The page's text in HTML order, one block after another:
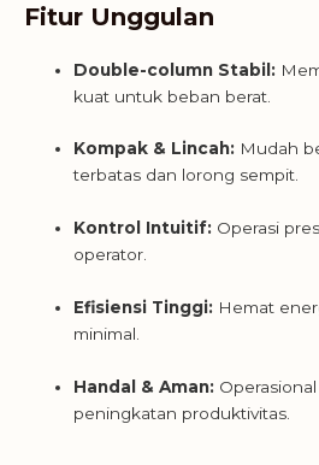
Fitur Unggulan
Double-column Stabil:
kuat untuk beban berat.
Kompak & Lincah: Mudah
terbatas dan lorong sempit.
Kontrol Intuitif: Operasi
operator.
Efisiensi Tinggi: Hemat
minimal.
Handal & Aman:
peningkatan produktivitas.